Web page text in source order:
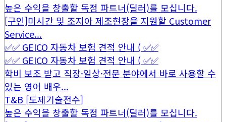
높은 수익을 창출할 독점 파트너(딜러)를 모십니다.
[구인]미시간 및 조지아 제조현장을 지원할 Customer
Service...
✅✅ GEICO 자동차 보험 견적 안내 ( ✅✅
✅✅ GEICO 자동차 보험 견적 안내 ( ✅✅
학비 보조 받고 직장·일상·전문 분야에서 바로 사용할 수
있는 영어 배우...
T&B [도제기술전수]
높은 수익을 창출할 독점 파트너(딜러)를 모십니다.